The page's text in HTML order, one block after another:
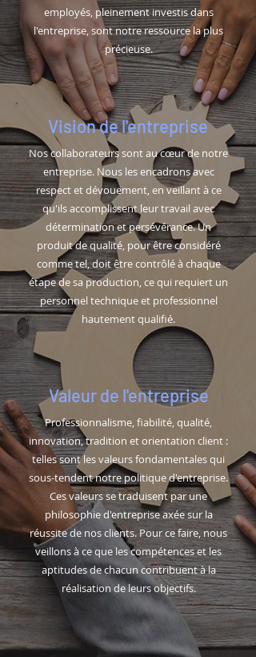
employés, pleinement investis dans
l'entreprise, sont notre ressource la plus
précieuse.
Vision de l'entreprise
Nos collaborateurs sont au cœur de notre
entreprise. Nous les encadrons avec
respect et dévouement, en veillant à ce
qu'ils accomplissent leur travail avec
détermination et persévérance. Un
produit de qualité, pour être considéré
comme tel, doit être contrôlé à chaque
étape de sa production, ce qui requiert un
personnel technique et professionnel
hautement qualifié.
Valeur de l'entreprise
Professionnalisme, fiabilité, qualité,
innovation, tradition et orientation client :
telles sont les valeurs fondamentales qui
sous-tendent notre politique d'entreprise.
Ces valeurs se traduisent par une
philosophie d'entreprise axée sur la
réussite de nos clients. Pour ce faire, nous
veillons à ce que les compétences et les
aptitudes de chacun contribuent à la
réalisation de leurs objectifs.